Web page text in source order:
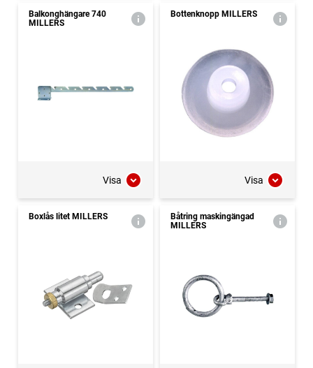
Balkonghängare 740
MILLERS
Visa
Bottenknopp MILLERS
Visa
Boxlås litet MILLERS
Båtring maskingängad
MILLERS